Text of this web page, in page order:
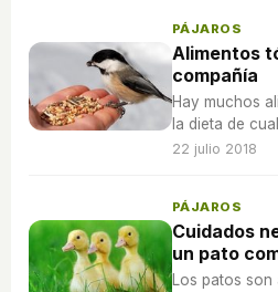
PÁJAROS
Alimentos
compañía
Hay muchos
la dieta de
que son
22 julio 2018
PÁJAROS
Cuidados
un pato
Los patos son